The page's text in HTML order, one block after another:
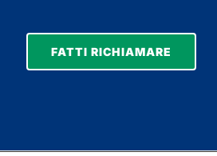
FATTI RICHIAMARE